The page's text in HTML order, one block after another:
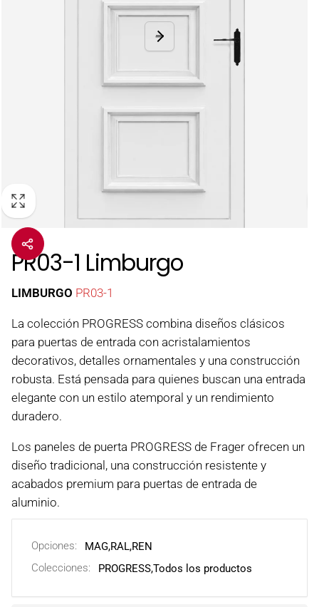
PR03-1 Limburgo
LIMBURGO PR03-1
La colección PROGRESS combina diseños clásicos
para puertas de entrada con acristalamientos
decorativos, detalles ornamentales y una construcción
robusta. Está pensada para quienes buscan una entrada
elegante con un estilo atemporal y un rendimiento
duradero.
Los paneles de puerta PROGRESS de Frager ofrecen un
diseño tradicional, una construcción resistente y
acabados premium para puertas de entrada de
aluminio.
Opciones: MAG,RAL,REN
Colecciones:
PROGRESS,Todos los productos